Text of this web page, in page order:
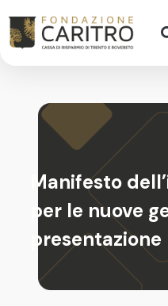
Manifesto
per le nuove
presentazione